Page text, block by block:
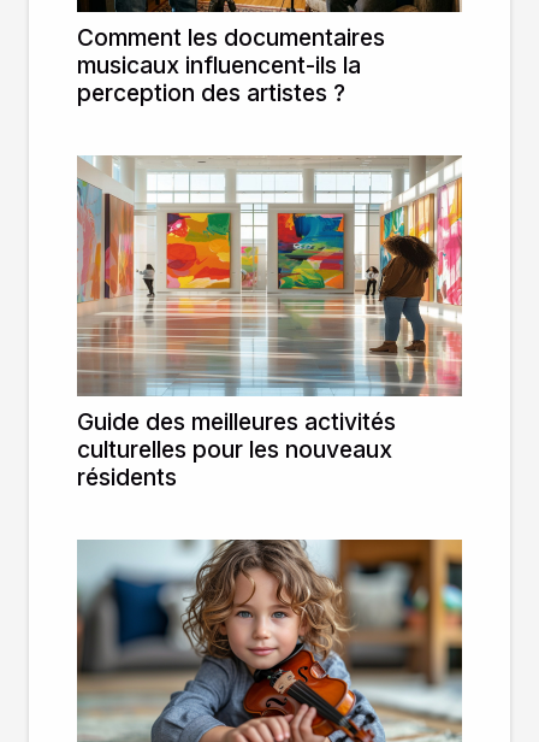
Comment les documentaires
musicaux influencent-ils la
perception des artistes ?
Guide des meilleures activités
culturelles pour les nouveaux
résidents